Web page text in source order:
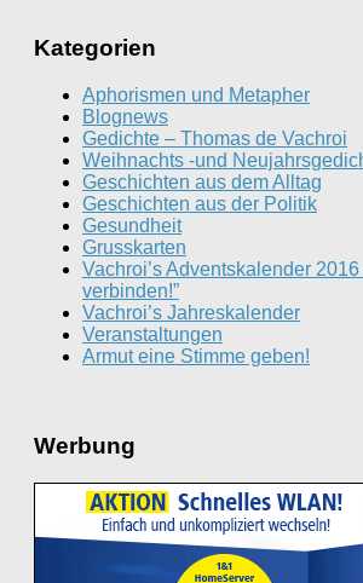
Kategorien
Aphorismen und Metapher
Blognews
Gedichte – Thomas de Vachroi
Weihnachts -und
Geschichten aus dem Alltag
Geschichten aus der Politik
Gesundheit
Grusskarten
Vachroi’s Adventskalender 2016
verbinden!”
Vachroi’s Jahreskalender
Veranstaltungen
Armut eine Stimme geben!
Werbung